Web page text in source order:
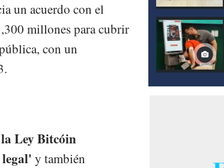
un acuerdo con el
millones para cubrir
con un
Ley Bitcóin
y también